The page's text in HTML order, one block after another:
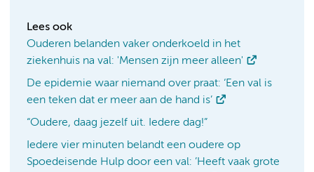
Lees ook
Ouderen belanden vaker onderkoeld in het
ziekenhuis na val: 'Mensen zijn meer alleen'
De epidemie waar niemand over praat: ‘Een val is
een teken dat er meer aan de hand is’
“Oudere, daag jezelf uit. Iedere dag!”
Iedere vier minuten belandt een oudere op
Spoedeisende Hulp door een val: ’Heeft vaak grote